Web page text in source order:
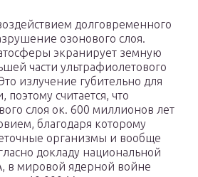
долговременного
озонового слоя.
экранирует земную
части ультрафиолетового
излучение губительно для
считается, что
слоя ок. 600 миллионов лет
благодаря которому
организмы и вообще
докладу национальной
в мировой ядерной войне